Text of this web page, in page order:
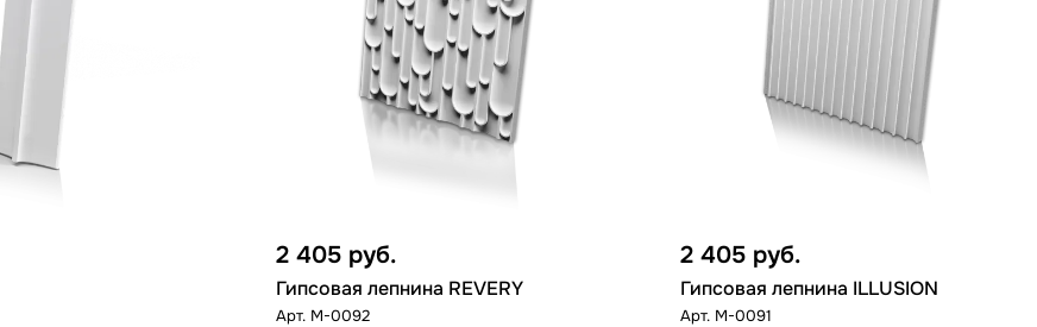
2 405 руб.
Гипсовая лепнина REVERY
Арт. M-0092
2 405 руб.
Гипсовая лепнина ILLUSION
Арт. M-0091